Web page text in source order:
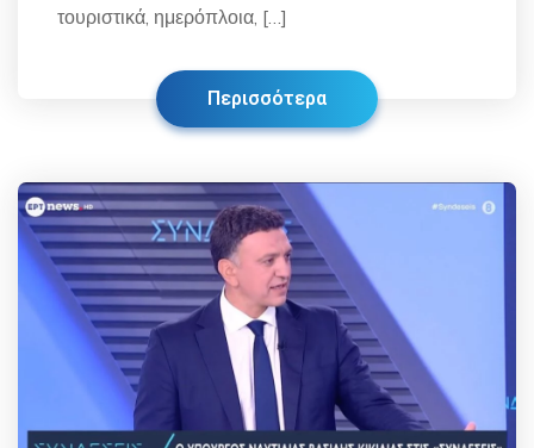
τουριστικά, ημερόπλοια, […]
Περισσότερα